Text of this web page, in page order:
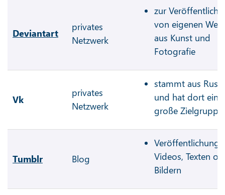
Deviantart
privates
Netzwerk
zur
von eigenen
aus Kunst und
Fotografie
Vk
privates
Netzwerk
stammt aus
und hat dort eine
große Zielgruppe
Tumblr Blog
Veröffentlichung
Videos, Texten
Bildern